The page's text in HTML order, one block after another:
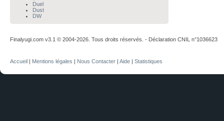
Duel
Dust
DW
Finalyugi.com v3.1 © 2004-2026. Tous droits réservés. - Déclaration CNIL n°1036623
Accueil Mentions légales Nous Contacter Aide Statistiques